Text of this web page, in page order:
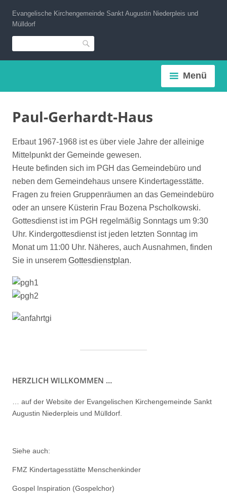
Inhalt
springen
Evangelische Kirchengemeinde Sankt Augustin Niederpleis und
Mülldorf
Suche
Menü
Paul-Gerhardt-Haus
Erbaut 1967-1968 ist es über viele Jahre der alleinige
Mittelpunkt der Gemeinde gewesen.
Heute befinden sich im PGH das Gemeindebüro und
neben dem Gemeindehaus unsere Kindertagesstätte.
Fragen zu freien Gruppenräumen an das Gemeindebüro
oder an unsere Küsterin Frau Bozena Pscholkowski.
Gottesdienst ist im PGH regelmäßig Sonntags um 9:30
Uhr. Kindergottesdienst ist jeden letzten Sonntag im
Monat um 11:00 Uhr. Näheres, auch Ausnahmen, finden
Sie in unserem Gottesdienstplan.
HERZLICH WILLKOMMEN …
… auf der Website der Evangelischen Kirchengemeinde Sankt
Augustin Niederpleis und Mülldorf.
Siehe auch:
FMZ Kindertagesstätte Menschenkinder
Gospel Inspiration (Gospelchor)